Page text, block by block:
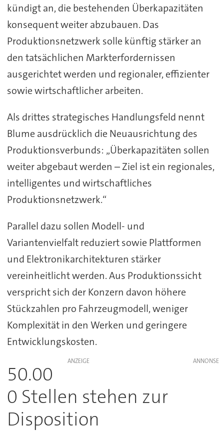
kündigt an, die bestehenden Überkapazitäten
konsequent weiter abzubauen. Das
Produktionsnetzwerk solle künftig stärker an
den tatsächlichen Markterfordernissen
ausgerichtet werden und regionaler, effizienter
sowie wirtschaftlicher arbeiten.
Als drittes strategisches Handlungsfeld nennt
Blume ausdrücklich die Neuausrichtung des
Produktionsverbunds: „Überkapazitäten sollen
weiter abgebaut werden – Ziel ist ein regionales,
intelligentes und wirtschaftliches
Produktionsnetzwerk.“
Parallel dazu sollen Modell- und
Variantenvielfalt reduziert sowie Plattformen
und Elektronikarchitekturen stärker
vereinheitlicht werden. Aus Produktionssicht
verspricht sich der Konzern davon höhere
Stückzahlen pro Fahrzeugmodell, weniger
Komplexität in den Werken und geringere
Entwicklungskosten.
ANZEIGE
50.00
0 Stellen stehen zur
Disposition